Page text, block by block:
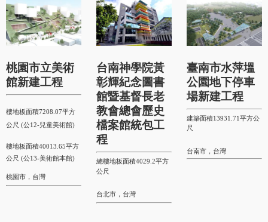
桃園市立美術
館新建工程
樓地板面積7208.07平方
公尺 (公12-兒童美術館)
樓地板面積40013.65平方
公尺 (公13-美術館本館)
桃園市，台灣
台南神學院黃
彰輝紀念圖書
館暨基督長老
教會總會歷史
檔案館統包工
程
總樓地板面積4029.2平方
公尺
台北市，台灣
臺南市水萍塭
公園地下停車
場新建工程
建築面積13931.71平方公
尺
台南市，台灣